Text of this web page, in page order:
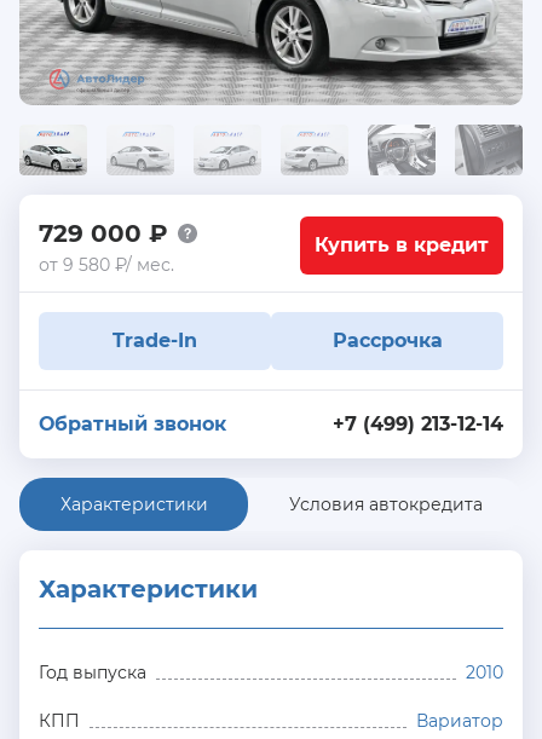
729 000 ₽
от 9 580 ₽/ мес.
Купить в кредит
Trade-In Рассрочка
+7 (499) 213-12-14
Обратный звонок
Характеристики Условия автокредита
Характеристики
Год выпуска 2010
КПП Вариатор